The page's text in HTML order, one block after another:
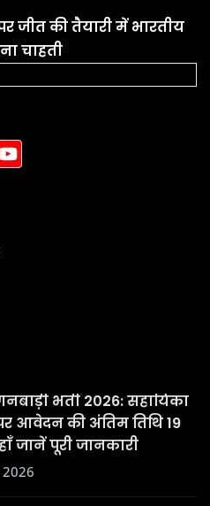
जीत की तैयारी में भारतीय
चाहती
भर्ती 2026: सहायिका
आवेदन की अंतिम तिथि 19
जानें पूरी जानकारी